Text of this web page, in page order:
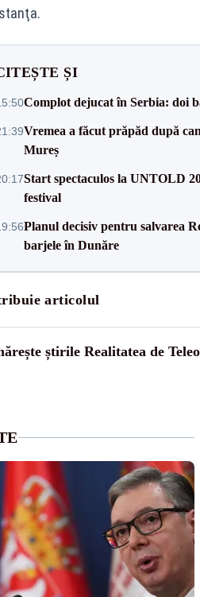
ȘI
Complot dejucat în Serbia: doi
Vremea a făcut prăpăd după
Mureș
Start spectaculos la UNTOLD
festival
Planul decisiv pentru salvarea
barjele în Dunăre
articolul
știrile Realitatea de